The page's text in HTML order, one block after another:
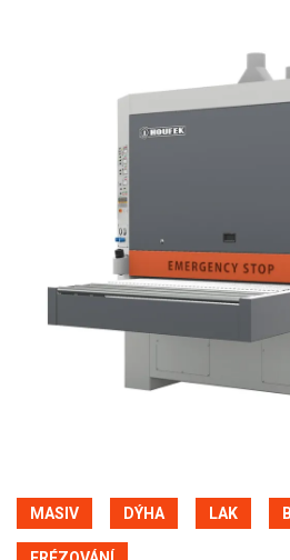
MASIV DÝHA LAK